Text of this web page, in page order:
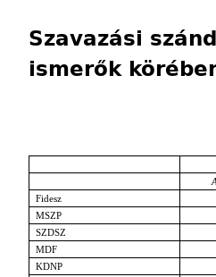
Szavazási
ismerők
Fidesz
MSZP
SZDSZ
MDF
KDNP